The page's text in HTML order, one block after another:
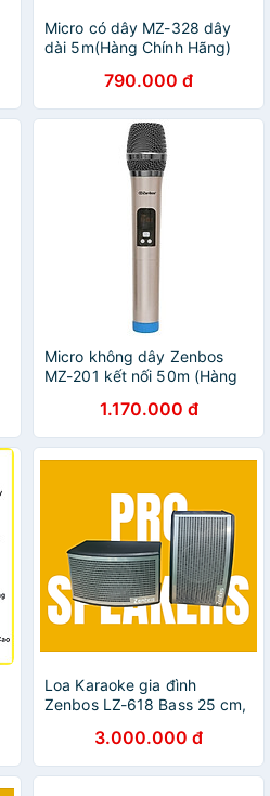
Micro có dây MZ-328 dây
dài 5m(Hàng Chính Hãng)
790.000 đ
Micro không dây Zenbos
MZ-201 kết nối 50m (Hàng
1.170.000 đ
Loa Karaoke gia đình
Zenbos LZ-618 Bass 25 cm,
3.000.000 đ